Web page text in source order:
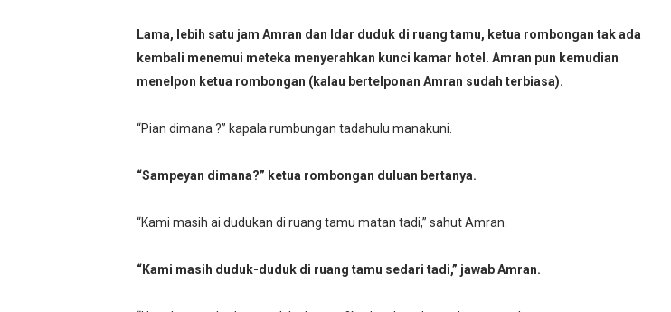
Lama, lebih satu jam Amran dan Idar duduk di ruang tamu, ketua rombongan tak ada
kembali menemui meteka menyerahkan kunci kamar hotel. Amran pun kemudian
menelpon ketua rombongan (kalau bertelponan Amran sudah terbiasa).
“Pian dimana ?” kapala rumbungan tadahulu manakuni.
“Sampeyan dimana?” ketua rombongan duluan bertanya.
“Kami masih ai dudukan di ruang tamu matan tadi,” sahut Amran.
“Kami masih duduk-duduk di ruang tamu sedari tadi,” jawab Amran.